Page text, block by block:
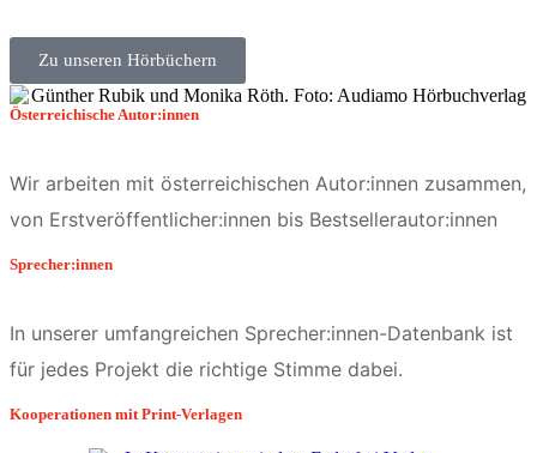
Zu unseren Hörbüchern
Österreichische Autor:innen
Wir arbeiten mit österreichischen Autor:innen zusammen,
von Erstveröffentlicher:innen bis Bestsellerautor:innen
Sprecher:innen
In unserer umfangreichen Sprecher:innen-Datenbank ist
für jedes Projekt die richtige Stimme dabei.
Kooperationen mit Print-Verlagen